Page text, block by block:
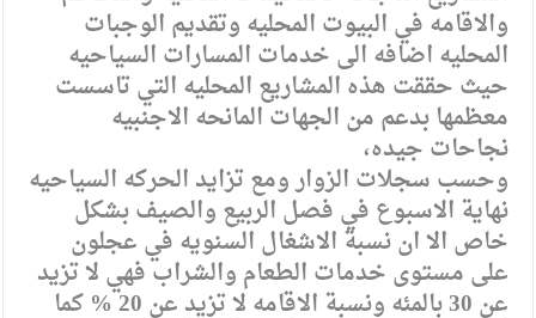
والاقامه في البيوت المحليه وتقديم الوجبات
المحليه اضافه الى خدمات المسارات السياحيه
حيث حققت هذه المشاريع المحليه التي تاسست
معظمها بدعم من الجهات المانحه الاجنبيه
نجاحات جيده،
وحسب سجلات الزوار ومع تزايد الحركه السياحيه
نهاية الاسبوع في فصل الربيع والصيف بشكل
خاص الا ان نسبة الاشغال السنويه في عجلون
على مستوى خدمات الطعام والشراب فهي لا تزيد
عن 30 بالمئه ونسبة الاقامه لا تزيد عن 20 % كما